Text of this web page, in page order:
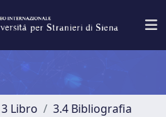
3 Libro 3.4 Bibliografia